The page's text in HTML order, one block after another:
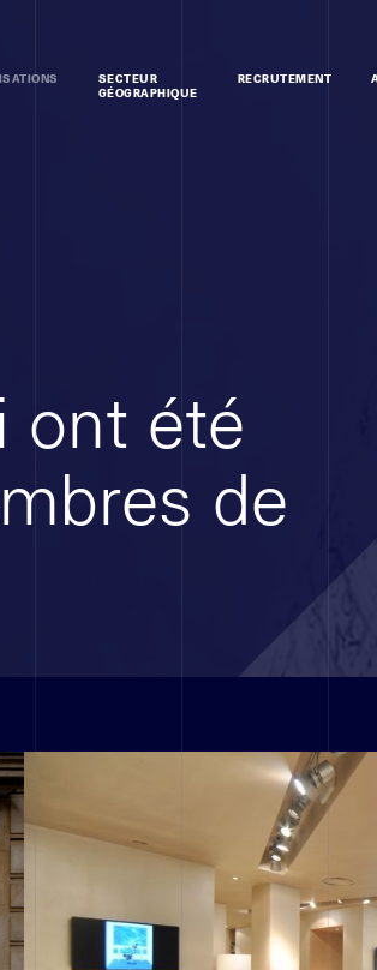
SECTEUR
GÉOGRAPHIQUE
RECRUTEMENT
ont été
de